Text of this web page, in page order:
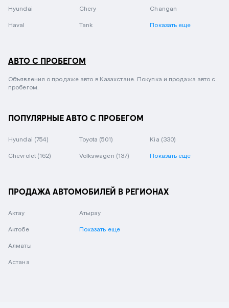
Hyundai Chery Changan
Haval Tank Показать еще
АВТО С ПРОБЕГОМ
Объявления о продаже авто в Казахстане. Покупка и продажа авто с
пробегом.
ПОПУЛЯРНЫЕ АВТО С ПРОБЕГОМ
Hyundai (754) Toyota (501) Kia (330)
Chevrolet (162) Volkswagen (137) Показать еще
ПРОДАЖА АВТОМОБИЛЕЙ В РЕГИОНАХ
Актау
Актобе
Алматы
Астана
Атырау
Показать еще